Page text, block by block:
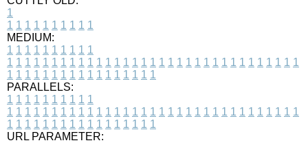
1
1 1 1 1 1 1 1 1 1 1
MEDIUM:
1 1 1 1 1 1 1 1 1 1
1 1 1 1 1 1 1 1 1 1 1 1 1 1 1 1 1 1 1 1 1 1 1 1 1 1 1 1 1 1 1 1 1
1 1 1 1 1 1 1 1 1 1 1 1 1 1 1 1 1
PARALLELS:
1 1 1 1 1 1 1 1 1 1
1 1 1 1 1 1 1 1 1 1 1 1 1 1 1 1 1 1 1 1 1 1 1 1 1 1 1 1 1 1 1 1 1
1 1 1 1 1 1 1 1 1 1 1 1 1 1 1 1 1
URL PARAMETER: